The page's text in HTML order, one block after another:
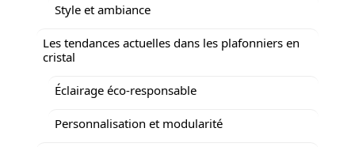
Style et ambiance
Les tendances actuelles dans les plafonniers en
cristal
Éclairage éco-responsable
Personnalisation et modularité